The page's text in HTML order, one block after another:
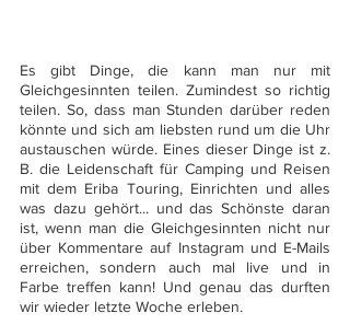
Es gibt Dinge, die kann man nur mit
Gleichgesinnten teilen. Zumindest so richtig
teilen. So, dass man Stunden darüber reden
könnte und sich am liebsten rund um die Uhr
austauschen würde. Eines dieser Dinge ist z.
B. die Leidenschaft für Camping und Reisen
mit dem Eriba Touring, Einrichten und alles
was dazu gehört... und das Schönste daran
ist, wenn man die Gleichgesinnten nicht nur
über Kommentare auf Instagram und E-Mails
erreichen, sondern auch mal live und in
Farbe treffen kann! Und genau das durften
wir wieder letzte Woche erleben.